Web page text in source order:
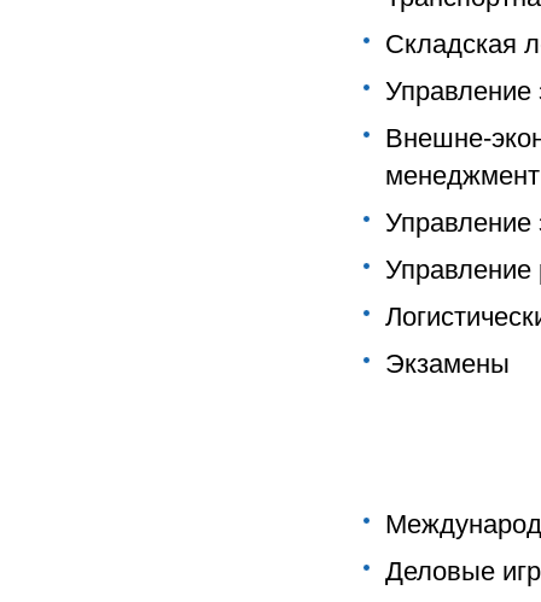
Складская
Внешне-
Управление
Экзамены
Деловые